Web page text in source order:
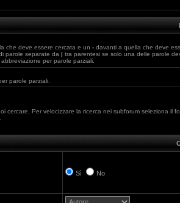
che deve essere cercata e un - davanti a quella che deve
parole separate da | tra parentesi se solo una delle parole
per parole parziali.
parole parziali.
cercare. Per velocizzare la ricerca nei subforum seleziona il
Sì No